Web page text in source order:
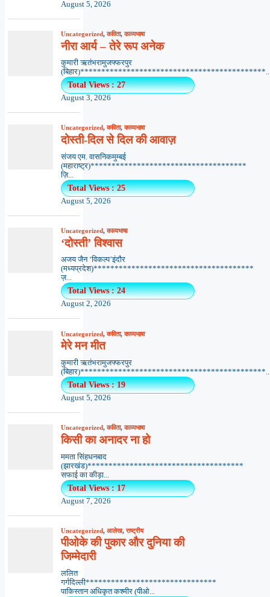
August 5, 2026
Uncategorized,कविता,काव्यभाषा
नीरा आर्य – तेरे रूप अनेक
कुमारी ऋतंभरामुजफ्फरपुर
Total Views : 27
August 3, 2026
Uncategorized,कविता,काव्यभाषा
दोस्ती-दिल से दिल की आवाज़
संजय एम. वासनिकमुम्बई
(महाराष्ट्र)*************************************
ज़ि...
Total Views : 25
August 5, 2026
Uncategorized,काव्यभाषा
‘दोस्ती’ विश्वास
अजय जैन ‘विकल्प’इंदौर
(मध्यप्रदेश)**************************************
ज़...
Total Views : 24
August 2, 2026
Uncategorized,कविता,काव्यभाषा
मेरे मन मीत
कुमारी ऋतंभरामुजफ्फरपुर
Total Views : 19
August 5, 2026
Uncategorized,कविता,काव्यभाषा
किसी का अनादर ना हो
ममता सिंहधनबाद
(झारखंड)*************************************
सफाई का कीड़ा...
Total Views : 17
August 7, 2026
Uncategorized, आलेख,राष्ट्रीय
पीओके की पुकार और दुनिया की
जिम्मेदारी
ललित
गर्गदिल्ली*******************************
पाकिस्तान अधिकृत कश्मीर (पीओ...